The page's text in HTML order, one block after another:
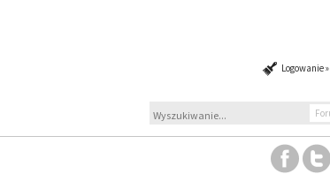
Logowanie »